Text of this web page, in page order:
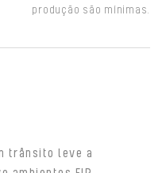
produção são mínimas.
trânsito leve a